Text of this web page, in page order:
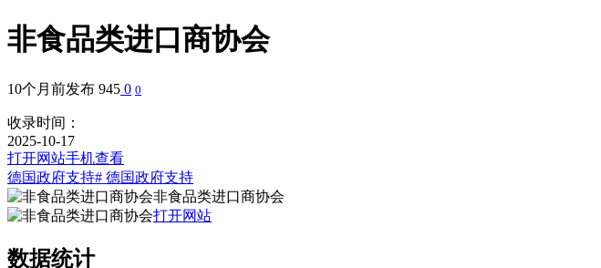
非食品类进口商协会
10个月前发布 945 0 0
收录时间：
2025-10-17
打开网站手机查看
德国政府支持# 德国政府支持
非食品类进口商协会
打开网站
数据统计